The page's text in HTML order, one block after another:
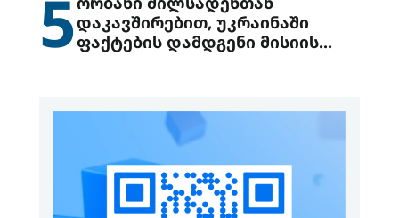
5დაკავშირებით, უკრაინაში
ფაქტების დამდგენი მისიის